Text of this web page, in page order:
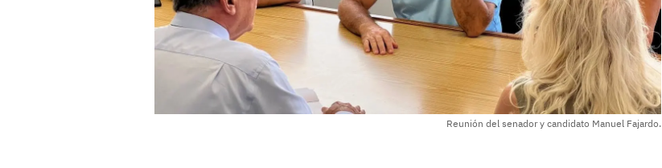
Reunión del senador y candidato Manuel Fajardo.